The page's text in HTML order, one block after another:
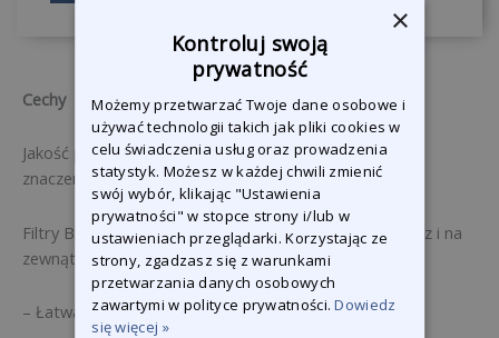
Cechy
Jakość powietrza w środowisku pracy ma zasadnicze
znaczenie dla zdrowia pracowników i środowiska.
Filtry Blowtherm utrzymują czyste powietrze wewnątrz i na
zewnątrz kabiny.
– Łatwa konserwacja dzięki drzwiczkom inspekcyjnym
×
Kontroluj swoją
prywatność
Możemy przetwarzać Twoje dane osobowe i
używać technologii takich jak pliki cookies w
celu świadczenia usług oraz prowadzenia
statystyk. Możesz w każdej chwili zmienić
swój wybór, klikając "Ustawienia
prywatności" w stopce strony i/lub w
ustawieniach przeglądarki. Korzystając ze
strony, zgadzasz się z warunkami
przetwarzania danych osobowych
zawartymi w polityce prywatności.Dowiedz
się więcej »